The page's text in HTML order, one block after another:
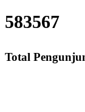
583567
Total